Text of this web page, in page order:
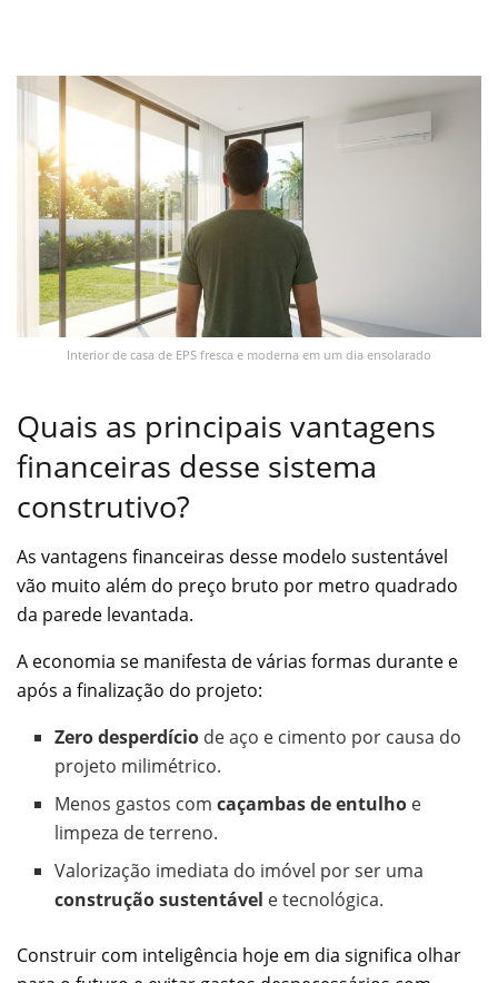
Interior de casa de EPS fresca e moderna em um dia ensolarado
Quais as principais vantagens
financeiras desse sistema
construtivo?
As vantagens financeiras desse modelo sustentável
vão muito além do preço bruto por metro quadrado
da parede levantada.
A economia se manifesta de várias formas durante e
após a finalização do projeto:
Zero desperdício de aço e cimento por causa do
projeto milimétrico.
Menos gastos comcaçambas de entulho e
limpeza de terreno.
Valorização imediata do imóvel por ser uma
construção sustentável e tecnológica.
Construir com inteligência hoje em dia significa olhar